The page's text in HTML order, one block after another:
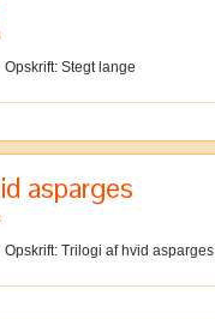
Opskrift: Stegt lange
asparges
Opskrift: Trilogi af hvid asparges